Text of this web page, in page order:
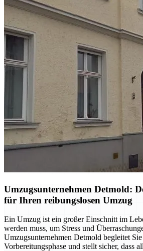
Umzugsunternehmen Detmold:
für Ihren reibungslosen Umzug
Ein Umzug ist ein großer Einschnitt im
werden muss, um Stress und
Umzugsunternehmen Detmold begleitet
Vorbereitungsphase und stellt sicher, dass